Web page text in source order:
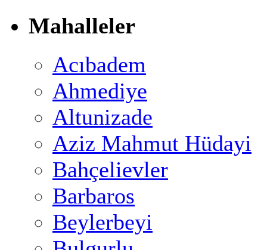
Mahalleler
Acıbadem
Ahmediye
Altunizade
Aziz Mahmut Hüdayi
Bahçelievler
Barbaros
Beylerbeyi